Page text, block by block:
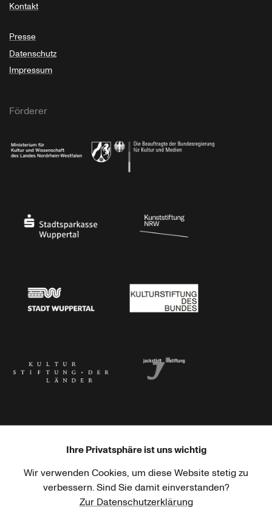
Kontakt
Presse
Datenschutz
Impressum
Förderer
Haus der Kulturen der Welt Goethe-Institut
Ihre Privatsphäre ist uns wichtig
Wir verwenden Cookies, um diese Website stetig zu
verbessern. Sind Sie damit einverstanden?
Zur Datenschutzerklärung